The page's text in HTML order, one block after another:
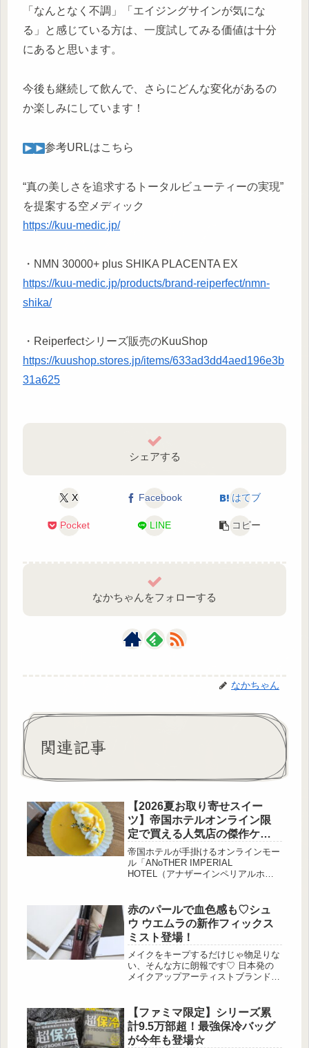
「なんとなく不調」「エイジングサインが気にな
る」と感じている方は、一度試してみる価値は十分
にあると思います。
今後も継続して飲んで、さらにどんな変化があるの
か楽しみにしています！
︎参考URLはこちら
“真の美しさを追求するトータルビューティーの実現”
を提案する空メディック
https://kuu-medic.jp/
・NMN 30000+ plus SHIKA PLACENTA EX
https://kuu-medic.jp/products/brand-reiperfect/nmn-
shika/
・Reiperfectシリーズ販売のKuuShop
https://kuushop.stores.jp/items/633ad3dd4aed196e3b
31a625
シェアする
X Facebook はてブ
Pocket LINE コピー
なかちゃんをフォローする
なかちゃん
関連記事
【2026夏お取り寄せスイー
ツ】帝国ホテルオンライン限
定で買える人気店の傑作ケー
キ｜石川・小松のロリアンコ
ティ
帝国ホテルが手掛けるオンラインモー
ル「ANoTHER IMPERIAL
HOTEL（アナザーインペリアルホテ
ケーキ「マンゴー・プルミエ」をご紹
介♡ 完熟 […]
赤のパールで血色感も♡シュ
ウ ウエムラの新作フィックス
ミスト登場！
メイクをキープするだけじゃ物足りな
い、そんな方に朗報です♡ 日本発の
メイクアップアーティストブランド
ミスト「アンリミテッド メイクアッ
プ フィックス ミ […]
【ファミマ限定】シリーズ累
計9.5万部超！最強保冷バッグ
が今年も登場☆